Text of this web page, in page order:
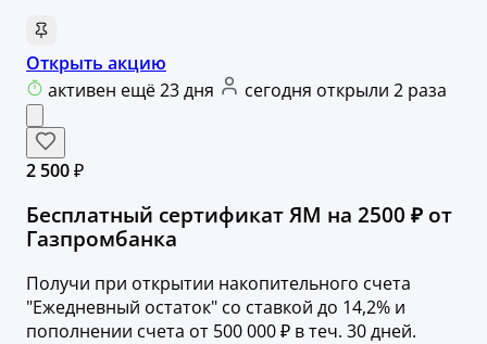
Открыть акцию
активен ещё 23 дня
сегодня открыли 2 раза
2 500 ₽
Бесплатный сертификат ЯМ на 2500 ₽ от
Газпромбанка
Получи при открытии накопительного счета
"Ежедневный остаток" со ставкой до 14,2% и
пополнении счета от 500 000 ₽ в теч. 30 дней.